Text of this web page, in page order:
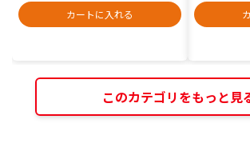
カートに入れる
このカテゴリをもっと見